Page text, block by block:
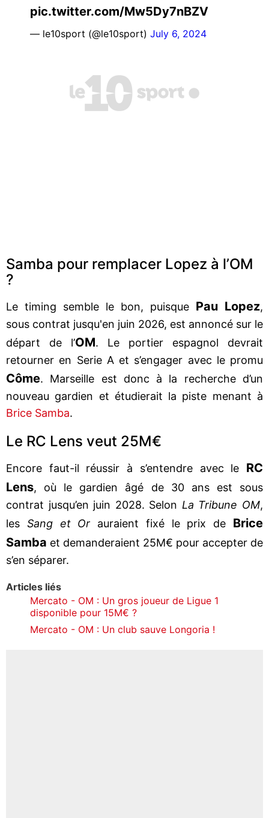
pic.twitter.com/Mw5Dy7nBZV
— le10sport (@le10sport) July 6, 2024
Samba pour remplacer Lopez à l’OM
?
Le timing semble le bon, puisque Pau Lopez,
sous contrat jusqu'en juin 2026, est annoncé sur le
départ de l’OM. Le portier espagnol devrait
retourner en Serie A et s’engager avec le promu
Côme. Marseille est donc à la recherche d’un
nouveau gardien et étudierait la piste menant à
Brice Samba.
Le RC Lens veut 25M€
Encore faut-il réussir à s’entendre avec le RC
Lens, où le gardien âgé de 30 ans est sous
contrat jusqu’en juin 2028. Selon La Tribune OM,
les Sang et Or auraient fixé le prix de Brice
Samba et demanderaient 25M€ pour accepter de
s’en séparer.
Articles liés
Mercato - OM : Un gros joueur de Ligue 1
disponible pour 15M€ ?
Mercato - OM : Un club sauve Longoria !